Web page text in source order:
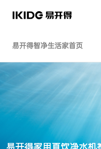
易开得智净生活家首页